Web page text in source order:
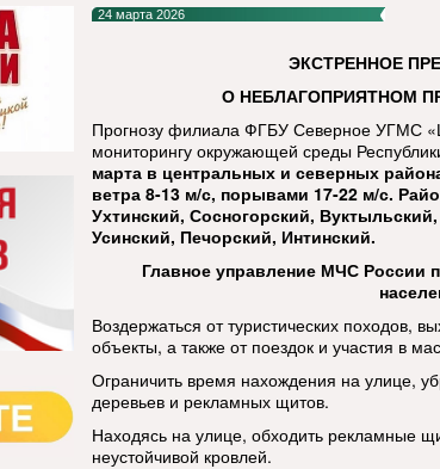
24 марта 2026
ЭКСТРЕННОЕ
О НЕБЛАГОПРИЯТНОМ
Прогнозу филиала ФГБУ Северное УГМС
мониторингу окружающей среды
марта в центральных и северных
ветра 8-13 м/с, порывами 17-22 м/с.
Ухтинский, Сосногорский,
Усинский, Печорский, Интинский.
Главное управление МЧС России
Воздержаться от туристических походов,
объекты, а также от поездок и участия в
Ограничить время нахождения на улице,
деревьев и рекламных щитов.
Находясь на улице, обходить рекламные
неустойчивой кровлей.